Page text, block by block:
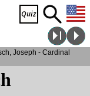
Joseph - Cardinal